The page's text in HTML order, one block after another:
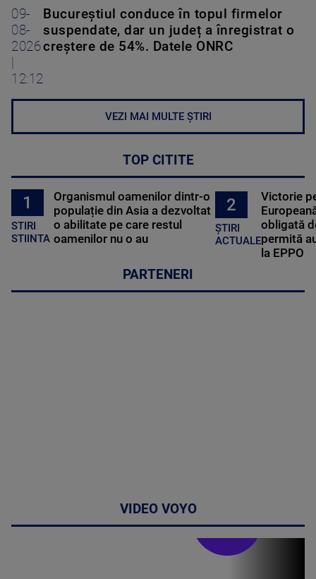
09-
08-
2026
12:12
Bucureștiul conduce în topul firmelor
suspendate, dar un județ a înregistrat o
creștere de 54%. Datele ONRC
VEZI MAI MULTE ȘTIRI
TOP CITITE
1
STIRI
STIINTA
Organismul oamenilor dintr-o
populație din Asia a dezvoltat
o abilitate pe care restul
oamenilor nu o au
2
ȘTIRI
ACTUALE
Victorie
obligată
permită
la EPPO
PARTENERI
VIDEO VOYO